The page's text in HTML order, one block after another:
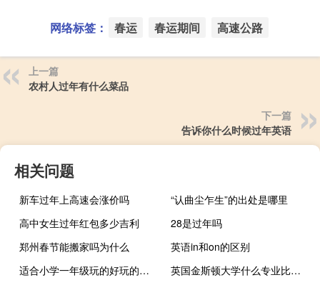
网络标签： 春运 春运期间 高速公路
上一篇
农村人过年有什么菜品
下一篇
告诉你什么时候过年英语
相关问题
新车过年上高速会涨价吗
“认曲尘乍生”的出处是哪里
高中女生过年红包多少吉利
28是过年吗
郑州春节能搬家吗为什么
英语in和on的区别
适合小学一年级玩的好玩的室内游戏
英国金斯顿大学什么专业比较好